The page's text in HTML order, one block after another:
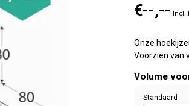
€--,-- Incl.
Onze
Voorzien van
Volume
Standaard